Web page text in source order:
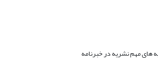
های مهم نشریه در خبرنامه